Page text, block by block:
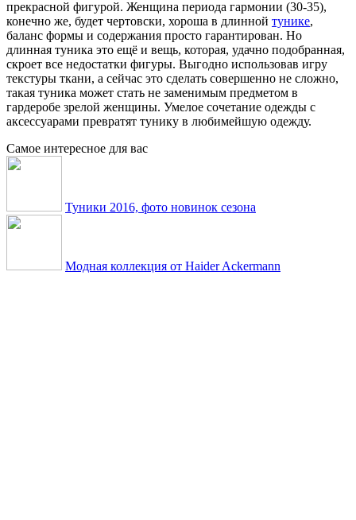
прекрасной фигурой. Женщина периода гармонии (30-35),
конечно же, будет чертовски, хороша в длинной тунике,
баланс формы и содержания просто гарантирован. Но
длинная туника это ещё и вещь, которая, удачно подобранная,
скроет все недостатки фигуры. Выгодно использовав игру
текстуры ткани, а сейчас это сделать совершенно не сложно,
такая туника может стать не заменимым предметом в
гардеробе зрелой женщины. Умелое сочетание одежды с
аксессуарами превратят тунику в любимейшую одежду.
Самое интересное для вас
Туники 2016, фото новинок сезона
Модная коллекция от Haider Ackermann